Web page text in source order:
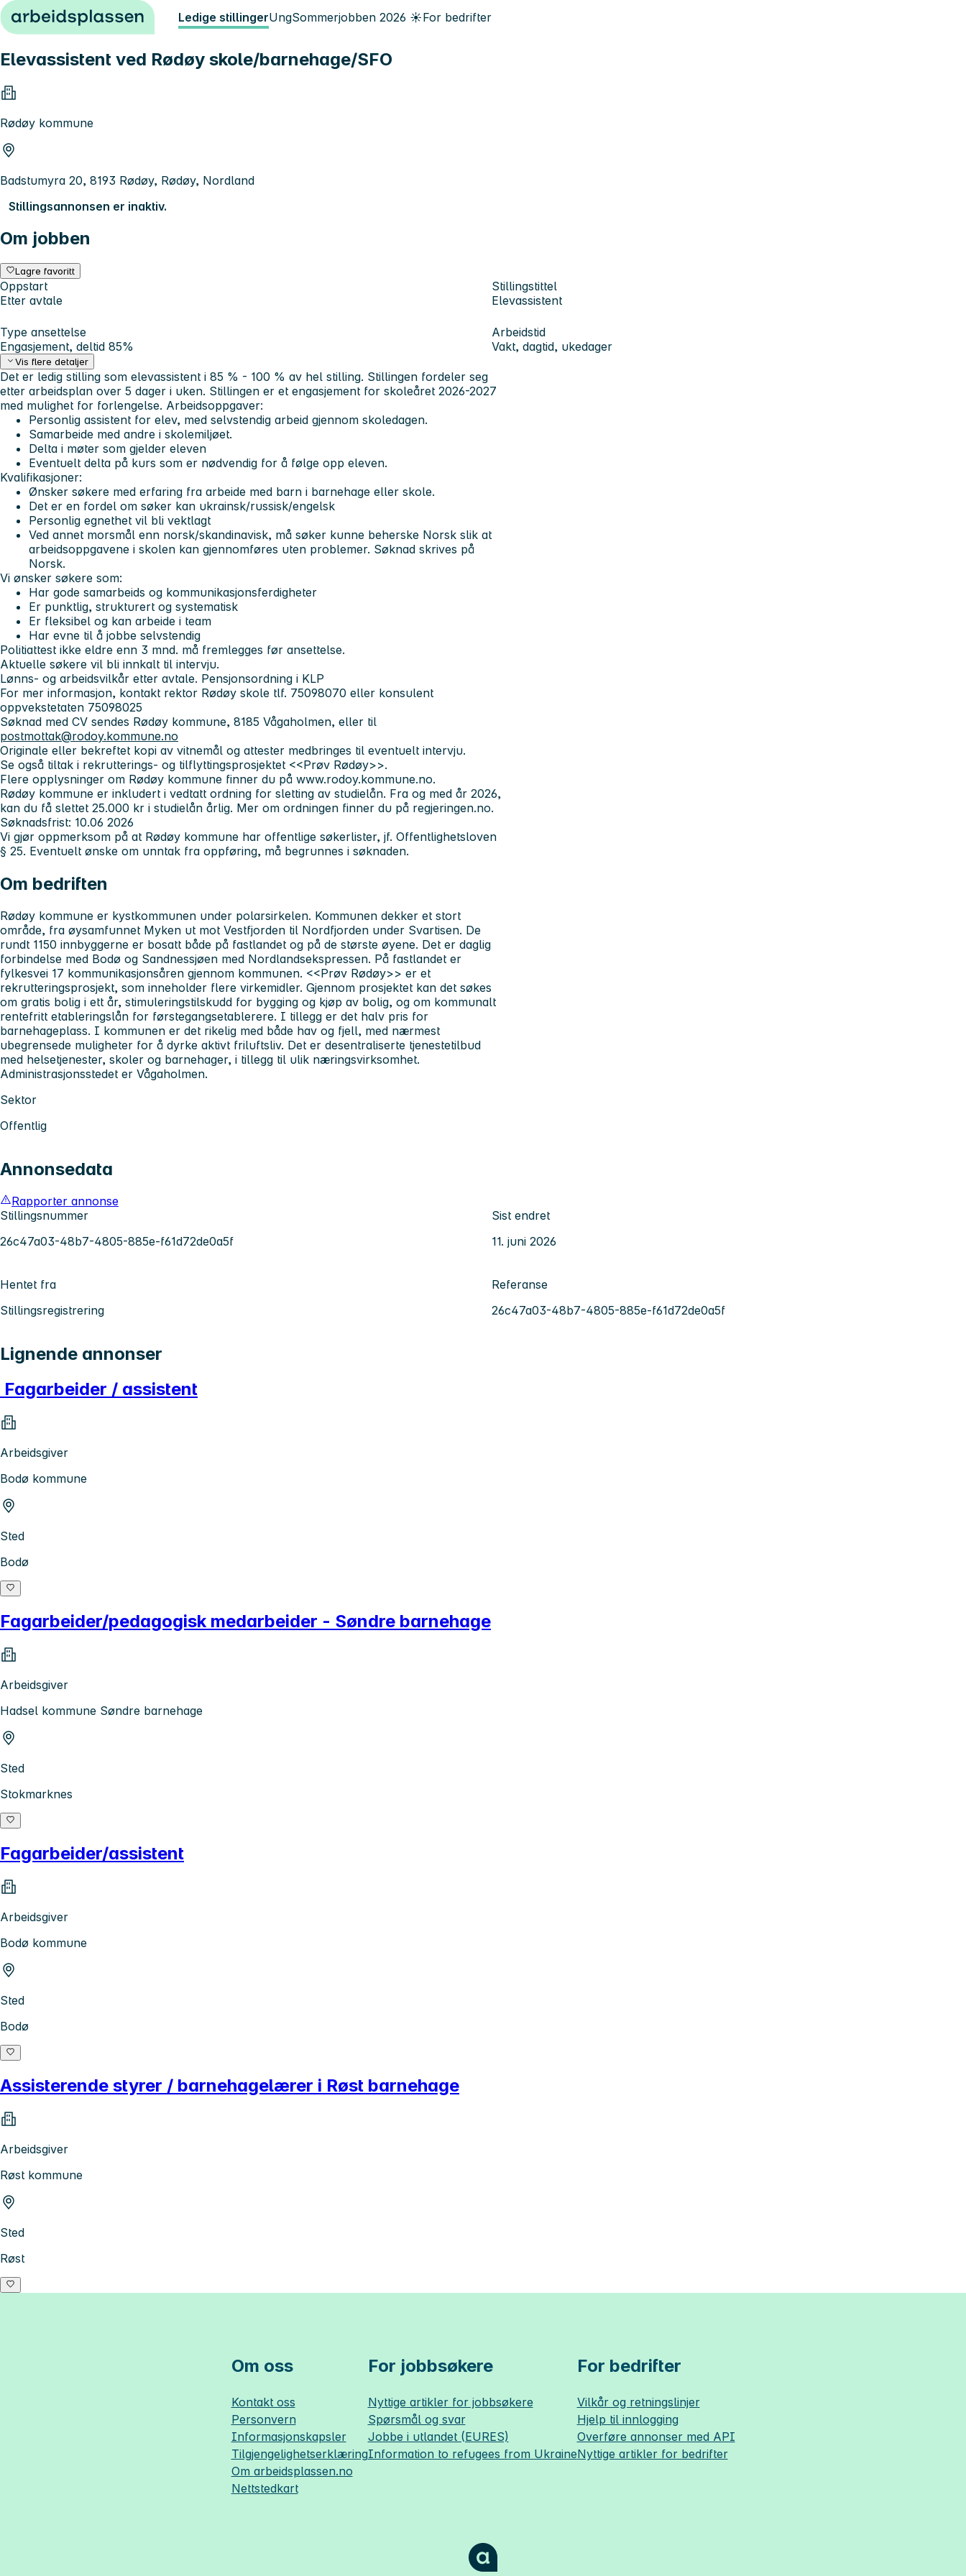
Hopp til innhold Ledige stillingerUngSommerjobben 2026 ☀️For bedrifter
Elevassistent ved Rødøy skole/barnehage/SFO
Rødøy kommune
Badstumyra 20, 8193 Rødøy, Rødøy, Nordland
Stillingsannonsen er inaktiv.
Om jobben
Lagre favoritt
Oppstart
Etter avtale
Stillingstittel
Elevassistent
Type ansettelse
Engasjement, deltid 85%
Arbeidstid
Vakt, dagtid, ukedager
Vis flere detaljer
Det er ledig stilling som elevassistent i 85 % - 100 % av hel stilling. Stillingen fordeler seg
etter arbeidsplan over 5 dager i uken. Stillingen er et engasjement for skoleåret 2026-2027
med mulighet for forlengelse. Arbeidsoppgaver:
Personlig assistent for elev, med selvstendig arbeid gjennom skoledagen.
Samarbeide med andre i skolemiljøet.
Delta i møter som gjelder eleven
Eventuelt delta på kurs som er nødvendig for å følge opp eleven.
Kvalifikasjoner:
Ønsker søkere med erfaring fra arbeide med barn i barnehage eller skole.
Det er en fordel om søker kan ukrainsk/russisk/engelsk
Personlig egnethet vil bli vektlagt
Ved annet morsmål enn norsk/skandinavisk, må søker kunne beherske Norsk slik at
arbeidsoppgavene i skolen kan gjennomføres uten problemer. Søknad skrives på
Norsk.
Vi ønsker søkere som:
Har gode samarbeids og kommunikasjonsferdigheter
Er punktlig, strukturert og systematisk
Er fleksibel og kan arbeide i team
Har evne til å jobbe selvstendig
Politiattest ikke eldre enn 3 mnd. må fremlegges før ansettelse.
Aktuelle søkere vil bli innkalt til intervju.
Lønns- og arbeidsvilkår etter avtale. Pensjonsordning i KLP
For mer informasjon, kontakt rektor Rødøy skole tlf. 75098070 eller konsulent
oppvekstetaten 75098025
Søknad med CV sendes Rødøy kommune, 8185 Vågaholmen, eller til
postmottak@rodoy.kommune.no
Originale eller bekreftet kopi av vitnemål og attester medbringes til eventuelt intervju.
Se også tiltak i rekrutterings- og tilflyttingsprosjektet <<Prøv Rødøy>>.
Flere opplysninger om Rødøy kommune finner du på www.rodoy.kommune.no.
Rødøy kommune er inkludert i vedtatt ordning for sletting av studielån. Fra og med år 2026,
kan du få slettet 25.000 kr i studielån årlig. Mer om ordningen finner du på regjeringen.no.
Søknadsfrist: 10.06 2026
Vi gjør oppmerksom på at Rødøy kommune har offentlige søkerlister, jf. Offentlighetsloven
§ 25. Eventuelt ønske om unntak fra oppføring, må begrunnes i søknaden.
Om bedriften
Rødøy kommune er kystkommunen under polarsirkelen. Kommunen dekker et stort
område, fra øysamfunnet Myken ut mot Vestfjorden til Nordfjorden under Svartisen. De
rundt 1150 innbyggerne er bosatt både på fastlandet og på de største øyene. Det er daglig
forbindelse med Bodø og Sandnessjøen med Nordlandsekspressen. På fastlandet er
fylkesvei 17 kommunikasjonsåren gjennom kommunen. <<Prøv Rødøy>> er et
rekrutteringsprosjekt, som inneholder flere virkemidler. Gjennom prosjektet kan det søkes
om gratis bolig i ett år, stimuleringstilskudd for bygging og kjøp av bolig, og om kommunalt
rentefritt etableringslån for førstegangsetablerere. I tillegg er det halv pris for
barnehageplass. I kommunen er det rikelig med både hav og fjell, med nærmest
ubegrensede muligheter for å dyrke aktivt friluftsliv. Det er desentraliserte tjenestetilbud
med helsetjenester, skoler og barnehager, i tillegg til ulik næringsvirksomhet.
Administrasjonsstedet er Vågaholmen.
Sektor
Offentlig
Annonsedata
Rapporter annonse
Stillingsnummer
26c47a03-48b7-4805-885e-f61d72de0a5f
Sist endret
11. juni 2026
Hentet fra
Stillingsregistrering
Referanse
26c47a03-48b7-4805-885e-f61d72de0a5f
Lignende annonser
Fagarbeider / assistent
Arbeidsgiver
Bodø kommune
Sted
Bodø
Fagarbeider/pedagogisk medarbeider - Søndre barnehage
Arbeidsgiver
Hadsel kommune Søndre barnehage
Sted
Stokmarknes
Fagarbeider/assistent
Arbeidsgiver
Bodø kommune
Sted
Bodø
Assisterende styrer / barnehagelærer i Røst barnehage
Arbeidsgiver
Røst kommune
Sted
Røst
Om oss
Kontakt oss
Personvern
Informasjonskapsler
Tilgjengelighetserklæring
Om arbeidsplassen.no
Nettstedkart
For jobbsøkere
Nyttige artikler for jobbsøkere
Spørsmål og svar
Jobbe i utlandet (EURES)
Information to refugees from Ukraine
For bedrifter
Vilkår og retningslinjer
Hjelp til innlogging
Overføre annonser med API
Nyttige artikler for bedrifter